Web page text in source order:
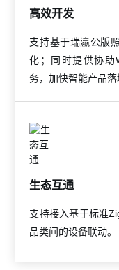
高效开发
支持基于瑞瀛公版
化；同时提供协助
务，加快智能产品落
生态互通
支持接入基于标准
品类间的设备联动。